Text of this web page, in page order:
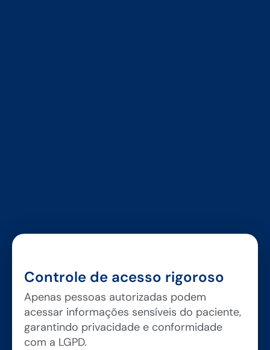
Controle de acesso rigoroso
Apenas pessoas autorizadas podem
acessar informações sensíveis do paciente,
garantindo privacidade e conformidade
com a LGPD.